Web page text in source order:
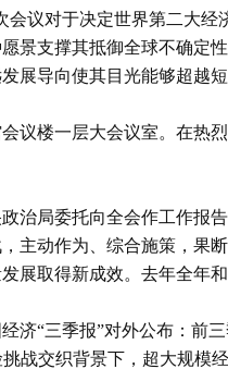
会议对于决定世界第二大
景支撑其抵御全球不确定
展导向使其目光能够超越
议楼一层大会议室。在热
治局委托向全会作工作报
主动作为、综合施策，果
展取得新成效。去年全年
济“三季报”对外公布：前
战交织背景下，超大规模